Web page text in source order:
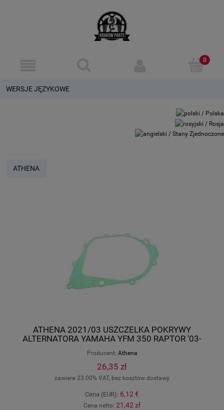
WERSJE JĘZYKOWE
ATHENA
ATHENA 2021/03 USZCZELKA POKRYWY
ALTERNATORA YAMAHA YFM 350 RAPTOR '03-
Producent: Athena
26,35 zł
zawiera 23.00% VAT, bez kosztów dostawy
Cena (EUR): 6,12 €
Cena netto: 21,42 zł